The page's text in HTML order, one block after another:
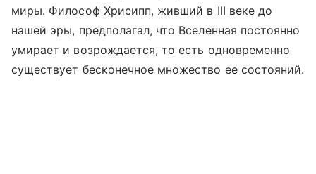
миры. Философ Хрисипп, живший в III веке до
нашей эры, предполагал, что Вселенная постоянно
умирает и возрождается, то есть одновременно
существует бесконечное множество ее состояний.